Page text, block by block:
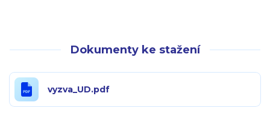
Dokumenty ke stažení
vyzva_UD.pdf